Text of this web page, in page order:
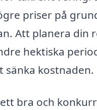
priser på
Att planera din
hektiska
sänka kostnaden.
bra och